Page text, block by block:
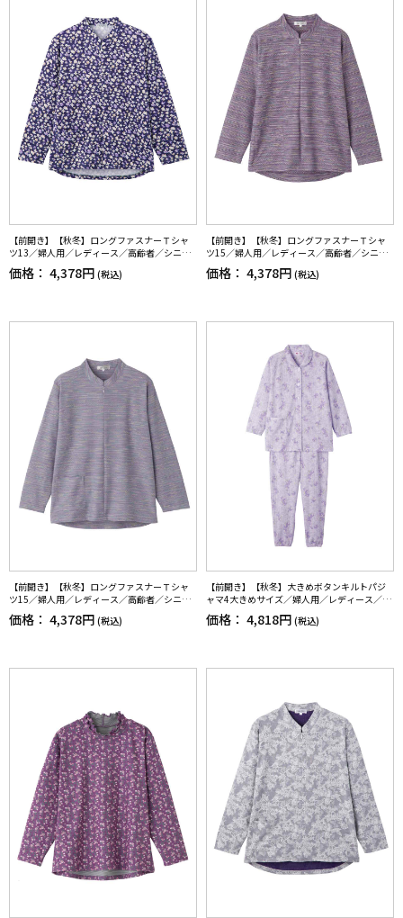
【前開き】【秋冬】ロングファスナーＴシャ
ツ13／婦人用／レディース／高齢者／シニア
／ゆったり／のびのび／洗濯機OK／後ろ長め
／名前記入欄付／ギフト／プレゼント【CF】
価格： 4,378円 (税込)
【前開き】【秋冬】ロングファスナーＴシャ
ツ15／婦人用／レディース／高齢者／シニア
／名前記入欄付／前ポケット／洗濯機OL／ギ
フト／プレゼント【CF】
価格： 4,378円 (税込)
【前開き】【秋冬】ロングファスナーＴシャ
ツ15／婦人用／レディース／高齢者／シニア
／名前記入欄付／前ポケット／洗濯機OL／ギ
フト／プレゼント【CF】
価格： 4,378円 (税込)
【前開き】【秋冬】大きめボタンキルトパジ
ャマ4大きめサイズ／婦人用／レディース／シ
ニア／高齢者／寝巻／名前記入欄付／ラグラ
ン袖／ウエスト調整ゴム／洗濯機OK／ギフト
価格： 4,818円 (税込)